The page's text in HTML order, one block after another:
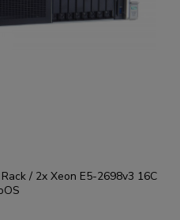
/ 2x Xeon E5-2698v3 16C